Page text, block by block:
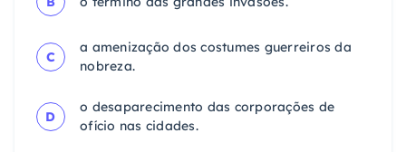
C
a amenização dos costumes guerreiros da
nobreza.
D
o desaparecimento das corporações de
ofício nas cidades.